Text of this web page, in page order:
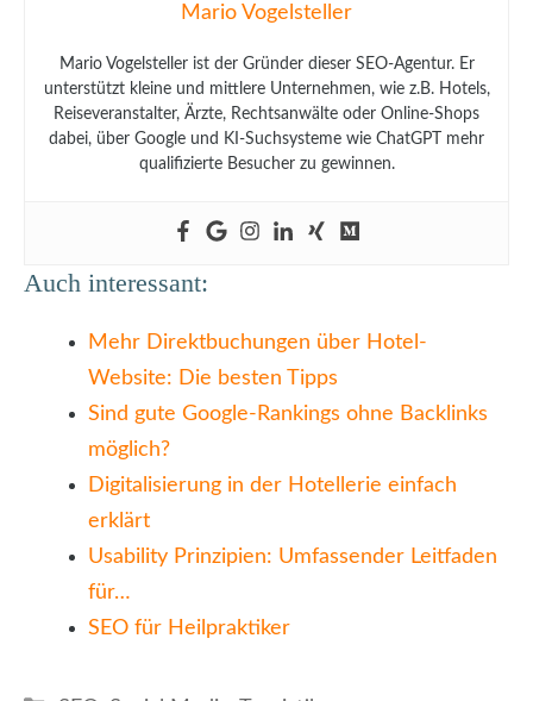
Mario Vogelsteller
Mario Vogelsteller ist der Gründer dieser SEO-Agentur. Er
unterstützt kleine und mittlere Unternehmen, wie z.B. Hotels,
Reiseveranstalter, Ärzte, Rechtsanwälte oder Online-Shops
dabei, über Google und KI-Suchsysteme wie ChatGPT mehr
qualifizierte Besucher zu gewinnen.
Auch interessant:
Mehr Direktbuchungen über Hotel-
Website: Die besten Tipps
Sind gute Google-Rankings ohne Backlinks
möglich?
Digitalisierung in der Hotellerie einfach
erklärt
Usability Prinzipien: Umfassender Leitfaden
für…
SEO für Heilpraktiker